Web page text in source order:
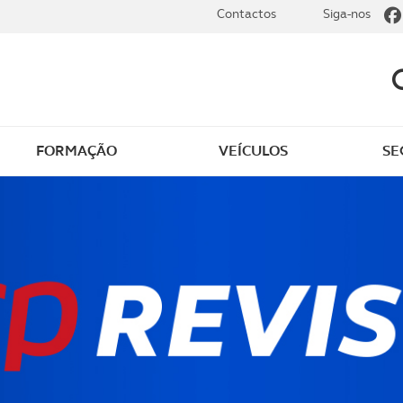
Golfe
Revista ACP Edição
impressa
FORMAÇÃO VEÍCULOS
Contactos Siga-nos